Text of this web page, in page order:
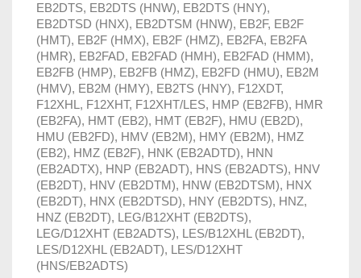
EB2DTS, EB2DTS (HNW), EB2DTS (HNY),
EB2DTSD (HNX), EB2DTSM (HNW), EB2F, EB2F
(HMT), EB2F (HMX), EB2F (HMZ), EB2FA, EB2FA
(HMR), EB2FAD, EB2FAD (HMH), EB2FAD (HMM),
EB2FB (HMP), EB2FB (HMZ), EB2FD (HMU), EB2M
(HMV), EB2M (HMY), EB2TS (HNY), F12XDT,
F12XHL, F12XHT, F12XHT/LES, HMP (EB2FB), HMR
(EB2FA), HMT (EB2), HMT (EB2F), HMU (EB2D),
HMU (EB2FD), HMV (EB2M), HMY (EB2M), HMZ
(EB2), HMZ (EB2F), HNK (EB2ADTD), HNN
(EB2ADTX), HNP (EB2ADT), HNS (EB2ADTS), HNV
(EB2DT), HNV (EB2DTM), HNW (EB2DTSM), HNX
(EB2DT), HNX (EB2DTSD), HNY (EB2DTS), HNZ,
HNZ (EB2DT), LEG/B12XHT (EB2DTS),
LEG/D12XHT (EB2ADTS), LES/B12XHL (EB2DT),
LES/D12XHL (EB2ADT), LES/D12XHT
(HNS/EB2ADTS)